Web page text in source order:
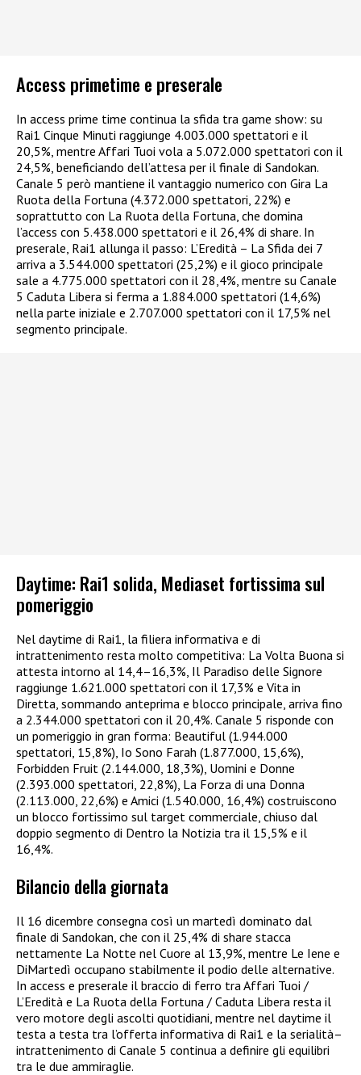
Access primetime e preserale
In access prime time continua la sfida tra game show: su
Rai1 Cinque Minuti raggiunge 4.003.000 spettatori e il
20,5%, mentre Affari Tuoi vola a 5.072.000 spettatori con il
24,5%, beneficiando dell’attesa per il finale di Sandokan.
Canale 5 però mantiene il vantaggio numerico con Gira La
Ruota della Fortuna (4.372.000 spettatori, 22%) e
soprattutto con La Ruota della Fortuna, che domina
l’access con 5.438.000 spettatori e il 26,4% di share. In
preserale, Rai1 allunga il passo: L’Eredità – La Sfida dei 7
arriva a 3.544.000 spettatori (25,2%) e il gioco principale
sale a 4.775.000 spettatori con il 28,4%, mentre su Canale
5 Caduta Libera si ferma a 1.884.000 spettatori (14,6%)
nella parte iniziale e 2.707.000 spettatori con il 17,5% nel
segmento principale.​
Daytime: Rai1 solida, Mediaset fortissima sul
pomeriggio
Nel daytime di Rai1, la filiera informativa e di
intrattenimento resta molto competitiva: La Volta Buona si
attesta intorno al 14,4–16,3%, Il Paradiso delle Signore
raggiunge 1.621.000 spettatori con il 17,3% e Vita in
Diretta, sommando anteprima e blocco principale, arriva fino
a 2.344.000 spettatori con il 20,4%. Canale 5 risponde con
un pomeriggio in gran forma: Beautiful (1.944.000
spettatori, 15,8%), Io Sono Farah (1.877.000, 15,6%),
Forbidden Fruit (2.144.000, 18,3%), Uomini e Donne
(2.393.000 spettatori, 22,8%), La Forza di una Donna
(2.113.000, 22,6%) e Amici (1.540.000, 16,4%) costruiscono
un blocco fortissimo sul target commerciale, chiuso dal
doppio segmento di Dentro la Notizia tra il 15,5% e il
16,4%.​
Bilancio della giornata
Il 16 dicembre consegna così un martedì dominato dal
finale di Sandokan, che con il 25,4% di share stacca
nettamente La Notte nel Cuore al 13,9%, mentre Le Iene e
DiMartedì occupano stabilmente il podio delle alternative.
In access e preserale il braccio di ferro tra Affari Tuoi /
L’Eredità e La Ruota della Fortuna / Caduta Libera resta il
vero motore degli ascolti quotidiani, mentre nel daytime il
testa a testa tra l’offerta informativa di Rai1 e la serialità–
intrattenimento di Canale 5 continua a definire gli equilibri
tra le due ammiraglie.​